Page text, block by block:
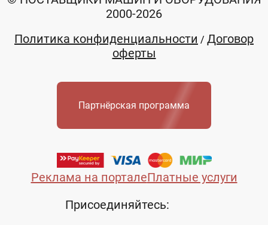
Реклама на порталеПлатные услуги
2000-2026
Политика конфиденциальности / Договор
оферты
Партнёрская программа
Присоединяйтесь: